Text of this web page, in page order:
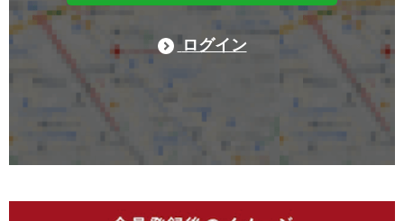
ログイン